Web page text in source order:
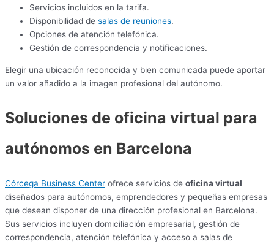
Servicios incluidos en la tarifa.
Disponibilidad de salas de reuniones.
Opciones de atención telefónica.
Gestión de correspondencia y notificaciones.
Elegir una ubicación reconocida y bien comunicada puede aportar
un valor añadido a la imagen profesional del autónomo.
Soluciones de oficina virtual para
autónomos en Barcelona
Córcega Business Center ofrece servicios de oficina virtual
diseñados para autónomos, emprendedores y pequeñas empresas
que desean disponer de una dirección profesional en Barcelona.
Sus servicios incluyen domiciliación empresarial, gestión de
correspondencia, atención telefónica y acceso a salas de